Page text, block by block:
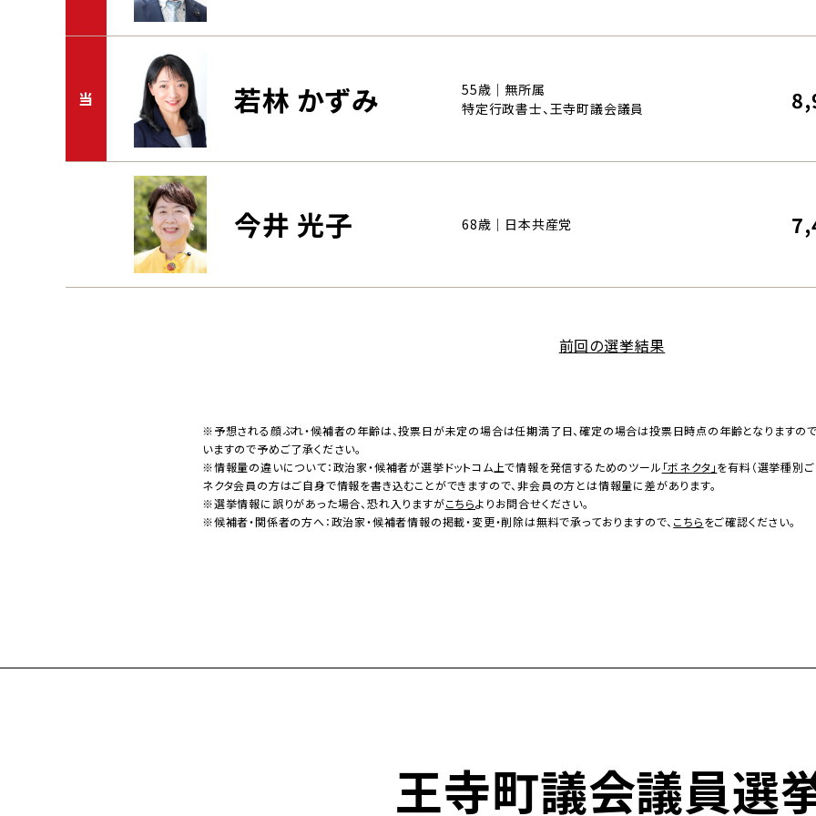
当 若林 かずみ
55歳｜無所属
特定行政書士、王寺町議会議員
今井 光子 68歳｜日本共産党
前回の選挙結果
※予想される顔ぶれ・候補者の年齢は、投票日が未定の場合は任期満了日、確定の場合は投票日時点の年齢となります
いますので予めご了承ください。
※情報量の違いについて：政治家・候補者が選挙ドットコム上で情報を発信するためのツール 「ボネクタ」を有料（選挙種別
ネクタ会員の方はご自身で情報を書き込むことができますので、非会員の方とは情報量に差があります。
※選挙情報に誤りがあった場合、恐れ入りますがこちらよりお問合せください。
※候補者・関係者の方へ：政治家・候補者情報の掲載・変更・削除は無料で承っておりますので、 こちらをご確認ください。
王寺町議会議員選